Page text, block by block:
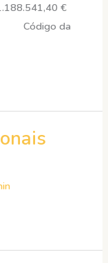
€
Código da